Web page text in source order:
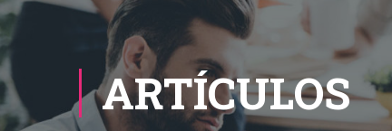
ARTÍCULOS